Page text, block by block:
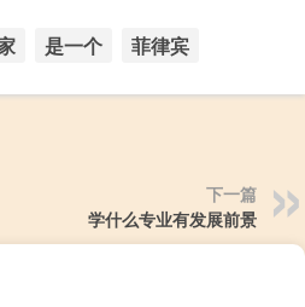
是一个 菲律宾
下一篇
学什么专业有发展前景